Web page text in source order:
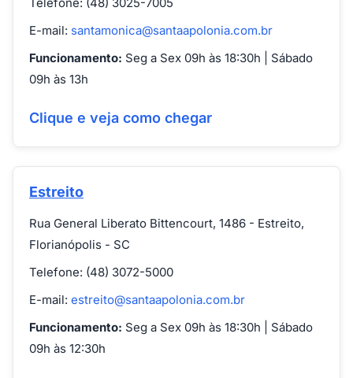
E-mail: santamonica@santaapolonia.com.br
Funcionamento: Seg a Sex 09h às 18:30h | Sábado
09h às 13h
Clique e veja como chegar
Estreito
Rua General Liberato Bittencourt, 1486 - Estreito,
Florianópolis - SC
Telefone: (48) 3072-5000
E-mail: estreito@santaapolonia.com.br
Funcionamento: Seg a Sex 09h às 18:30h | Sábado
09h às 12:30h